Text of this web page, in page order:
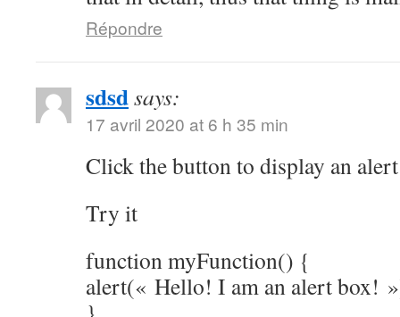
Répondre
sdsdsays:
17 avril 2020 at 6 h 35 min
Click the button to display an
Try it
function myFunction() {
alert(« Hello! I am an alert box!